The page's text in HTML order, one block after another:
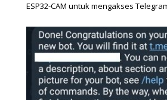
ESP32-CAM untuk mengakses